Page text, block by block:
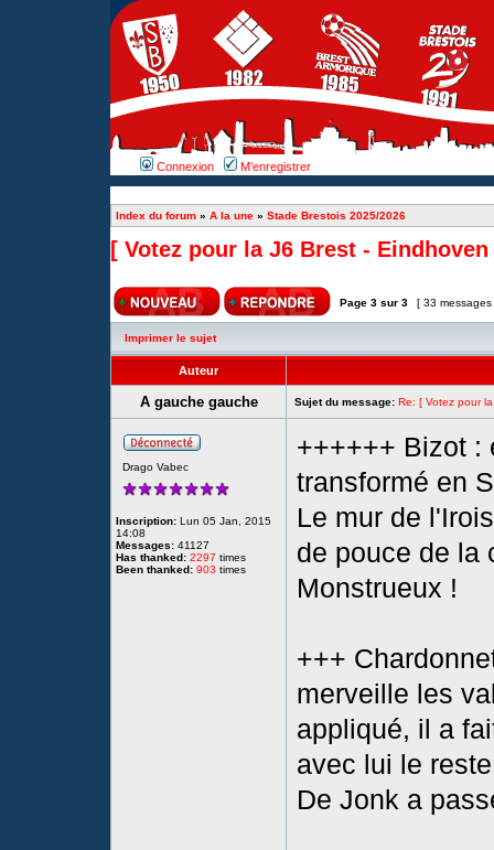
Connexion M’enregistrer
Index du forum » A la une » Stade Brestois 2025/2026
[ Votez pour la J6 Brest - Eindhoven
Page 3 sur 3 [ 33
Imprimer le sujet
Auteur
A gauche gauche Sujet du message: Re: [ Votez pour
Drago Vabec
Inscription: Lun 05 Jan, 2015
14:08
Messages: 41127
Has thanked: 2297 times
Been thanked: 903 times
++++++ Bizot :
transformé en
Le mur de
de pouce de la
Monstrueux !
+++
merveille les
appliqué, il a
avec lui le
De Jonk a